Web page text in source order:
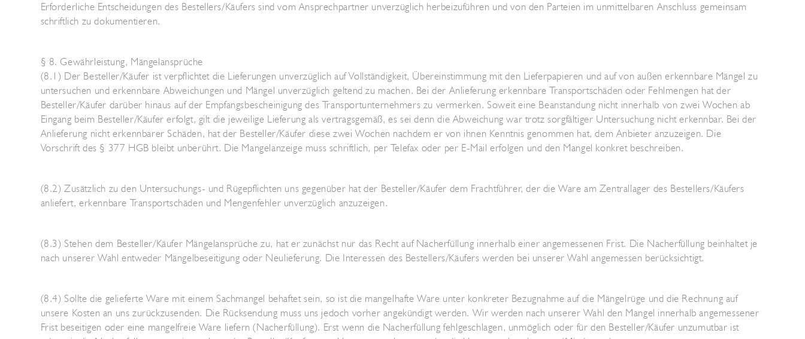
Erforderliche Entscheidungen des Bestellers/Käufers sind vom Ansprechpartner unverzüglich herbeizuführen und von den Parteien im unmittelbaren Anschluss gemeinsam
schriftlich zu dokumentieren.
§ 8. Gewährleistung, Mängelansprüche
(8.1) Der Besteller/Käufer ist verpflichtet die Lieferungen unverzüglich auf Vollständigkeit, Übereinstimmung mit den Lieferpapieren und auf von außen erkennbare Mängel zu
untersuchen und erkennbare Abweichungen und Mängel unverzüglich geltend zu machen. Bei der Anlieferung erkennbare Transportschäden oder Fehlmengen hat der
Besteller/Käufer darüber hinaus auf der Empfangsbescheinigung des Transportunternehmers zu vermerken. Soweit eine Beanstandung nicht innerhalb von zwei Wochen ab
Eingang beim Besteller/Käufer erfolgt, gilt die jeweilige Lieferung als vertragsgemäß, es sei denn die Abweichung war trotz sorgfältiger Untersuchung nicht erkennbar. Bei der
Anlieferung nicht erkennbarer Schäden, hat der Besteller/Käufer diese zwei Wochen nachdem er von ihnen Kenntnis genommen hat, dem Anbieter anzuzeigen. Die
Vorschrift des § 377 HGB bleibt unberührt. Die Mangelanzeige muss schriftlich, per Telefax oder per E-Mail erfolgen und den Mangel konkret beschreiben.
(8.2) Zusätzlich zu den Untersuchungs- und Rügepflichten uns gegenüber hat der Besteller/Käufer dem Frachtführer, der die Ware am Zentrallager des Bestellers/Käufers
anliefert, erkennbare Transportschäden und Mengenfehler unverzüglich anzuzeigen.
(8.3) Stehen dem Besteller/Käufer Mängelansprüche zu, hat er zunächst nur das Recht auf Nacherfüllung innerhalb einer angemessenen Frist. Die Nacherfüllung beinhaltet je
nach unserer Wahl entweder Mängelbeseitigung oder Neulieferung. Die Interessen des Bestellers/Käufers werden bei unserer Wahl angemessen berücksichtigt.
(8.4) Sollte die gelieferte Ware mit einem Sachmangel behaftet sein, so ist die mangelhafte Ware unter konkreter Bezugnahme auf die Mängelrüge und die Rechnung auf
unsere Kosten an uns zurückzusenden. Die Rücksendung muss uns jedoch vorher angekündigt werden. Wir werden nach unserer Wahl den Mangel innerhalb angemessener
Frist beseitigen oder eine mangelfreie Ware liefern (Nacherfüllung). Erst wenn die Nacherfüllung fehlgeschlagen, unmöglich oder für den Besteller/Käufer unzumutbar ist